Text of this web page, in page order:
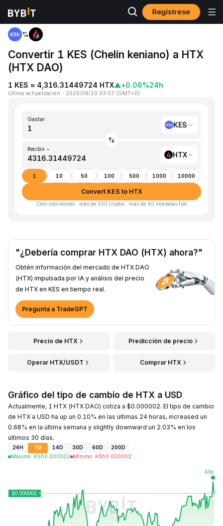
Regístrese
Inicio KES to HTX
Convertir 1 KES (Chelín keniano) a HTX
(HTX DAO)
1 KES ≈ 4,316.31449724 HTX▲+0.06%24h
Última actualización ： 2026/08/10 03:07 (GMT+0)
Gastar
KES
Recibir ~
HTX
1 10 50 100 500 1000 10000
Convert KES to HTX
Cero comisiones · más de 350 criptos · más de 40 monedas fiat
"¿Debería comprar HTX DAO (HTX) ahora?"
Obtén información del mercado de HTX DAO
(HTX) impulsada por IA y análisis del precio
de HTX en KES en tiempo real.
Pregunta a TradeGPT
Precio de HTX Predicción de precio
Operar HTX/USDT Comprar HTX
Gráfico del tipo de cambio de HTX a USD
Actualmente, 1 HTX (HTX DAO) cotiza a $0.000002. El tipo de cambio
de HTX a USD ha up un 0.10% en las últimas 24 horas, increased un
0.68% en la última semana y slightly downward un 2.03% en los
últimos 30 días.
24H 7D 14D 30D 60D
200D
Máximo: KSh0.000002 Mínimo: KSh0.000002